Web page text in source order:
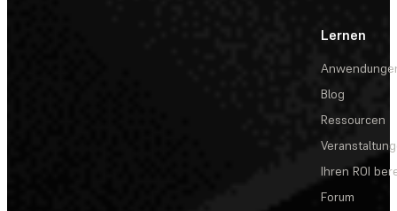
Lernen
Blog
Ressourcen
Ihren ROI
Forum